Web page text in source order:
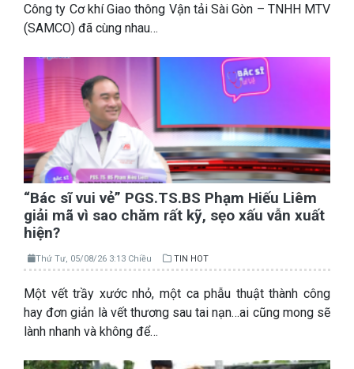
Công ty Cơ khí Giao thông Vận tải Sài Gòn – TNHH MTV
(SAMCO) đã cùng nhau…
“Bác sĩ vui vẻ” PGS.TS.BS Phạm Hiếu Liêm
giải mã vì sao chăm rất kỹ, sẹo xấu vẫn xuất
hiện?
Thứ Tư, 05/08/26 3:13 Chiều TIN HOT
Một vết trầy xước nhỏ, một ca phẫu thuật thành công
hay đơn giản là vết thương sau tai nạn…ai cũng mong sẽ
lành nhanh và không để…